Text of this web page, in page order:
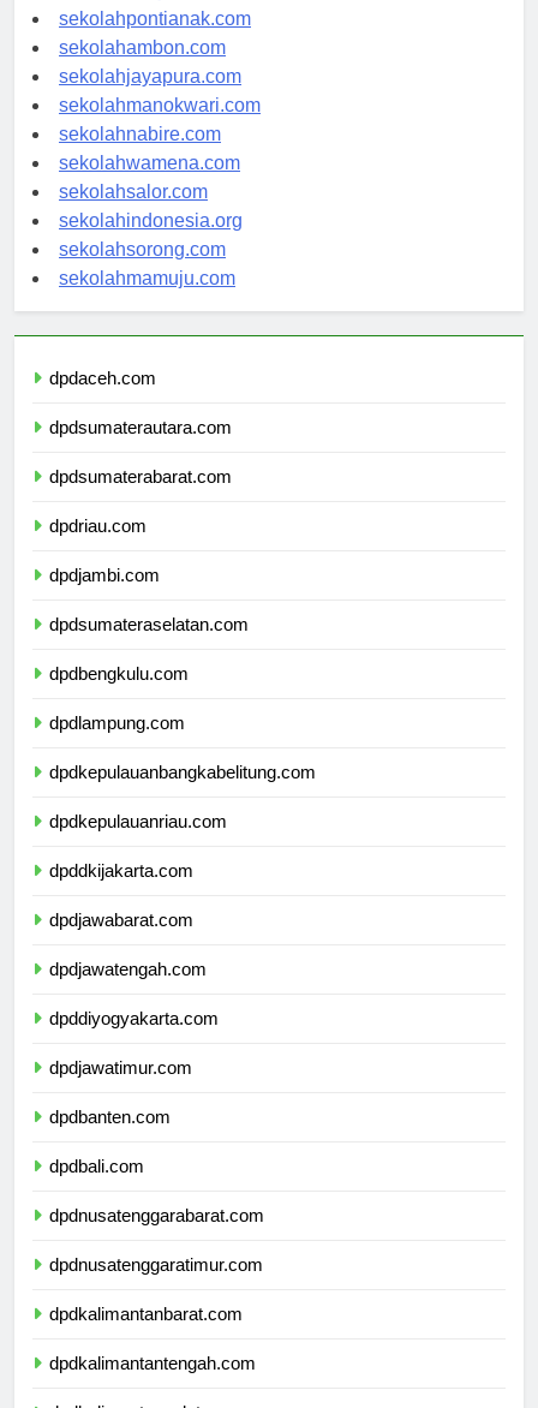
sekolahbanjarbaru.com
sekolahpontianak.com
sekolahambon.com
sekolahjayapura.com
sekolahmanokwari.com
sekolahnabire.com
sekolahwamena.com
sekolahsalor.com
sekolahindonesia.org
sekolahsorong.com